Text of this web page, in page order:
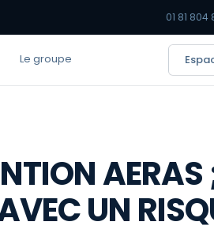
01 81 804
Le groupe
AERAS
UN